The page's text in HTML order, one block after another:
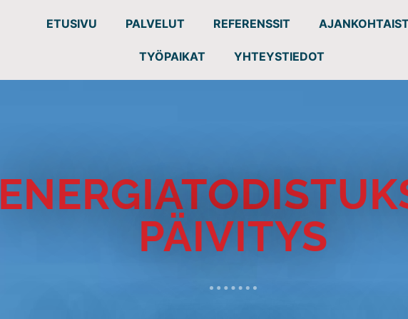
ETUSIVU PALVELUT REFERENSSIT
TYÖPAIKAT YHTEYSTIEDOT
PÄIVITYS